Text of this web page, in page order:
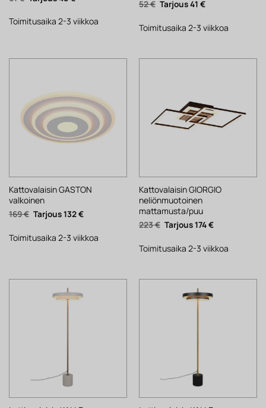
hinta
61 €. 48 €.
Toimitusaika 2-3 viikkoa
52€ Alkuperäinen
hinta
52 €.
41 €Nykyinen
41 €.
Toimitusaika 2-3 viikkoa
Kattovalaisin GASTON
valkoinen
169€ Alkuperäinen
hinta
169 €.
132€Nykyinen
132 €.
Toimitusaika 2-3 viikkoa
Kattovalaisin GIORGIO
neliönmuotoinen
mattamusta/puu
223€ Alkuperäinen
hinta
223 €.
174€Nykyinen
174 €.
Toimitusaika 2-3 viikkoa